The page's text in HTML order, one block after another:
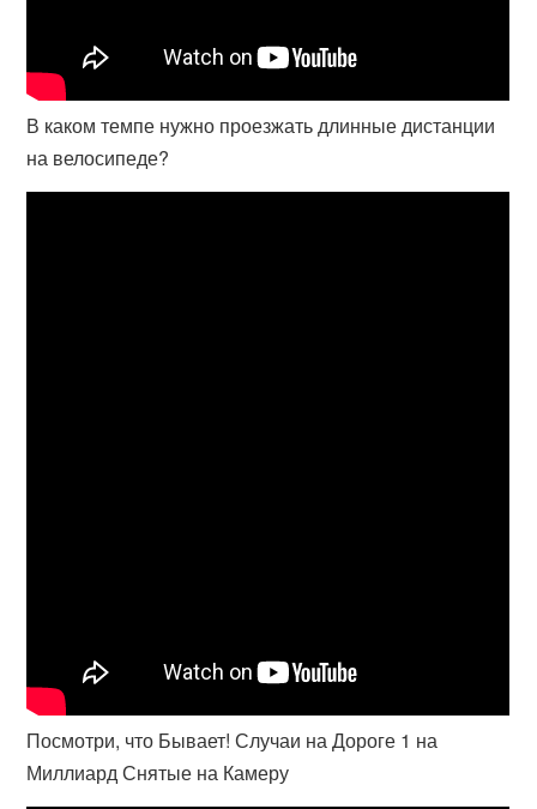
В каком темпе нужно проезжать длинные дистанции
на велосипеде?
Посмотри, что Бывает! Случаи на Дороге 1 на
Миллиард Снятые на Камеру